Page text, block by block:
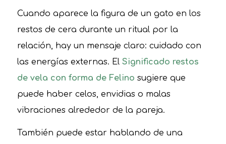
Cuando aparece la figura de un gato en los
restos de cera durante un ritual por la
relación, hay un mensaje claro: cuidado con
las energías externas. El Significado restos
de vela con forma de Felino sugiere que
puede haber celos, envidias o malas
vibraciones alrededor de la pareja.
También puede estar hablando de una